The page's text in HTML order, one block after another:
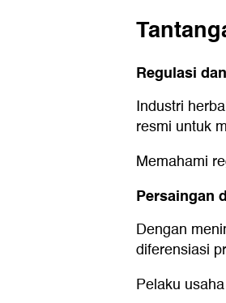
Regulasi
Industri
resmi untuk
Memahami
Persaingan
Dengan
diferensiasi
Pelaku